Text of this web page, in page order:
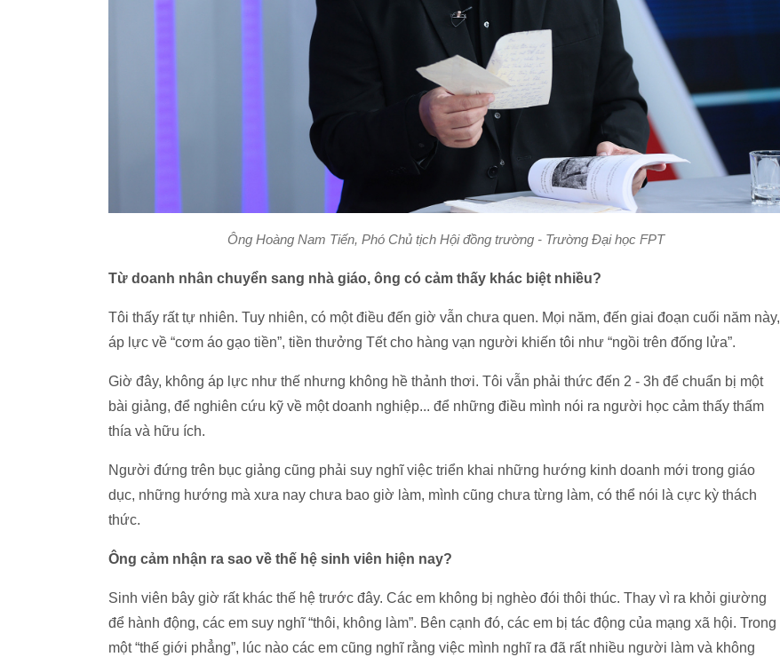
Ông Hoàng Nam Tiến, Phó Chủ tịch Hội đồng trường - Trường Đại học FPT
Từ doanh nhân chuyển sang nhà giáo, ông có cảm thấy khác biệt nhiều?
Tôi thấy rất tự nhiên. Tuy nhiên, có một điều đến giờ vẫn chưa quen. Mọi năm, đến giai đoạn cuối năm này,
áp lực về “cơm áo gạo tiền”, tiền thưởng Tết cho hàng vạn người khiến tôi như “ngồi trên đống lửa”.
Giờ đây, không áp lực như thế nhưng không hề thảnh thơi. Tôi vẫn phải thức đến 2 - 3h để chuẩn bị một
bài giảng, để nghiên cứu kỹ về một doanh nghiệp... để những điều mình nói ra người học cảm thấy thấm
thía và hữu ích.
Người đứng trên bục giảng cũng phải suy nghĩ việc triển khai những hướng kinh doanh mới trong giáo
dục, những hướng mà xưa nay chưa bao giờ làm, mình cũng chưa từng làm, có thể nói là cực kỳ thách
thức.
Ông cảm nhận ra sao về thế hệ sinh viên hiện nay?
Sinh viên bây giờ rất khác thế hệ trước đây. Các em không bị nghèo đói thôi thúc. Thay vì ra khỏi giường
để hành động, các em suy nghĩ “thôi, không làm”. Bên cạnh đó, các em bị tác động của mạng xã hội. Trong
một “thế giới phẳng”, lúc nào các em cũng nghĩ rằng việc mình nghĩ ra đã rất nhiều người làm và không